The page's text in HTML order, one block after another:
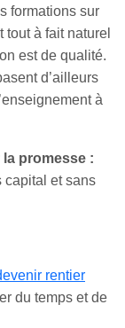
formations sur
tout à fait naturel
est de qualité.
d’ailleurs
à
la promesse :
capital et sans
rentier
du temps et de